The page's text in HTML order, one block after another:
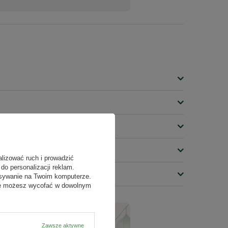
ruch i prowadzić
personalizacji reklam.
na Twoim komputerze.
możesz wycofać w dowolnym
Zawsze aktywne